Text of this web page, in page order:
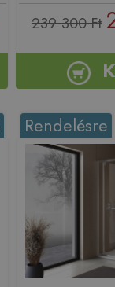
239 300 Ft
Rendelésre